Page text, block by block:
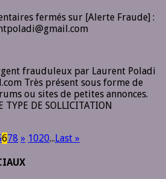
fermés sur [Alerte Fraude] :
frauduleux par Laurent Poladi
Très présent sous forme de
ou sites de petites annonces.
TYPE DE SOLLICITATION
678 » 1020...Last »